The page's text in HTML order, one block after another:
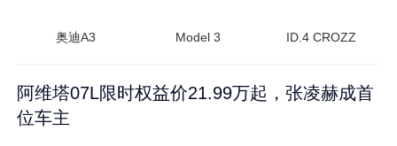
奥迪A3 Model 3 ID.4 CROZZ
阿维塔07L限时权益价21.99万起，张凌赫成首
位车主